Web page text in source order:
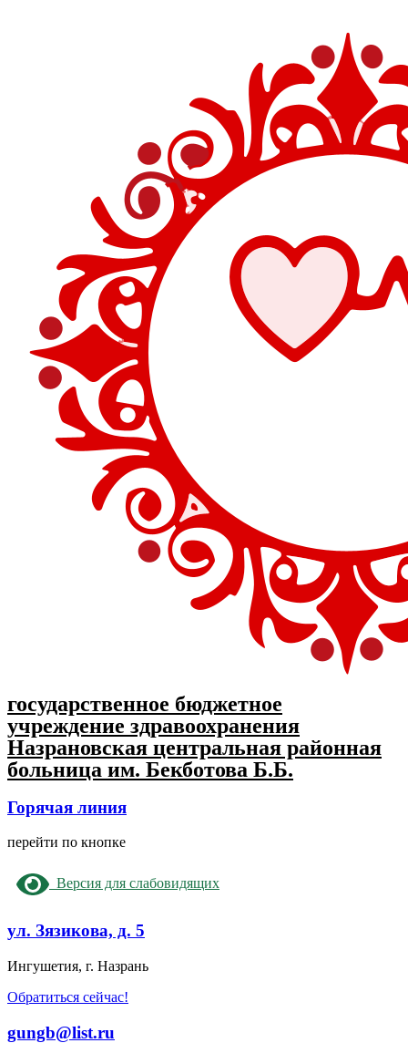
государственное бюджетное
учреждение здравоохранения
Назрановская центральная районная
больница им. Бекботова Б.Б.
Горячая линия
перейти по кнопке
Версия для слабовидящих
ул. Зязикова, д. 5
Ингушетия, г. Назрань
Обратиться сейчас!
gungb@list.ru